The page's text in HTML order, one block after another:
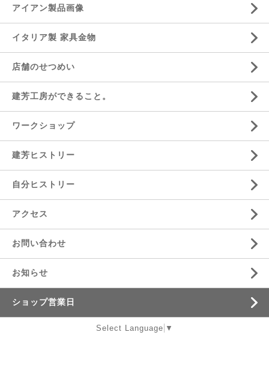
アイアン製品画像
イタリア製 家具金物
店舗のせつめい
建芳工房ができること。
ワークショップ
建芳ヒストリー
自分ヒストリー
アクセス
お問い合わせ
お知らせ
ショップ営業日
Select Language ▼